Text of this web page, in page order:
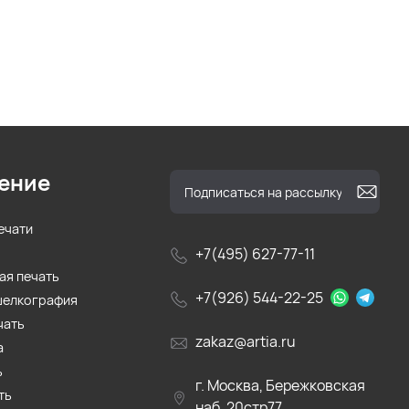
+7(495) 627-77-11
+7(926) 544-22-25
zakaz@artia.ru
г. Москва, Бережковская
печать